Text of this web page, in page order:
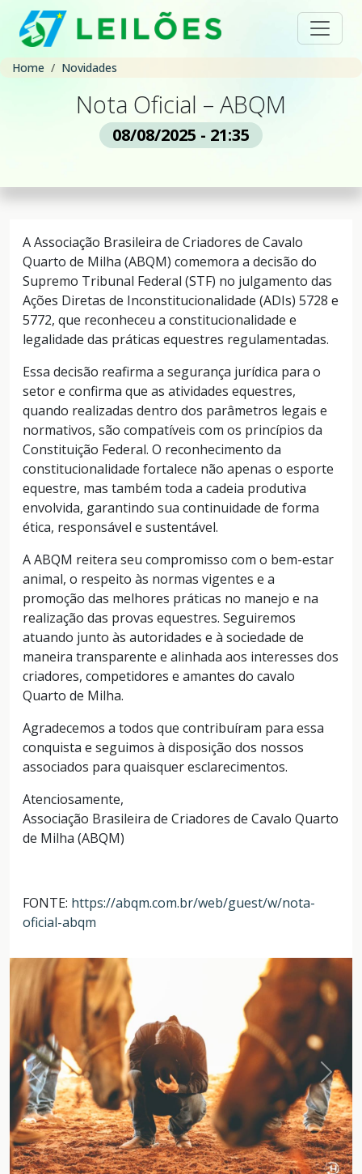
Home Novidades
Nota Oficial – ABQM
08/08/2025 - 21:35
A Associação Brasileira de Criadores de Cavalo
Quarto de Milha (ABQM) comemora a decisão do
Supremo Tribunal Federal (STF) no julgamento das
Ações Diretas de Inconstitucionalidade (ADIs) 5728 e
5772, que reconheceu a constitucionalidade e
legalidade das práticas equestres regulamentadas.
Essa decisão reafirma a segurança jurídica para o
setor e confirma que as atividades equestres,
quando realizadas dentro dos parâmetros legais e
normativos, são compatíveis com os princípios da
Constituição Federal. O reconhecimento da
constitucionalidade fortalece não apenas o esporte
equestre, mas também toda a cadeia produtiva
envolvida, garantindo sua continuidade de forma
ética, responsável e sustentável.
A ABQM reitera seu compromisso com o bem-estar
animal, o respeito às normas vigentes e a
promoção das melhores práticas no manejo e na
realização das provas equestres. Seguiremos
atuando junto às autoridades e à sociedade de
maneira transparente e alinhada aos interesses dos
criadores, competidores e amantes do cavalo
Quarto de Milha.
Agradecemos a todos que contribuíram para essa
conquista e seguimos à disposição dos nossos
associados para quaisquer esclarecimentos.
Atenciosamente,
Associação Brasileira de Criadores de Cavalo Quarto
de Milha (ABQM)
FONTE: https://abqm.com.br/web/guest/w/nota-
oficial-abqm
Anterior